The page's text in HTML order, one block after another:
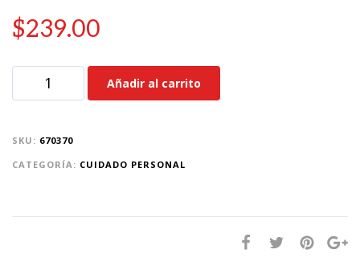
$239.00
Añadir al carrito
SKU: 670370
CATEGORÍA: CUIDADO PERSONAL